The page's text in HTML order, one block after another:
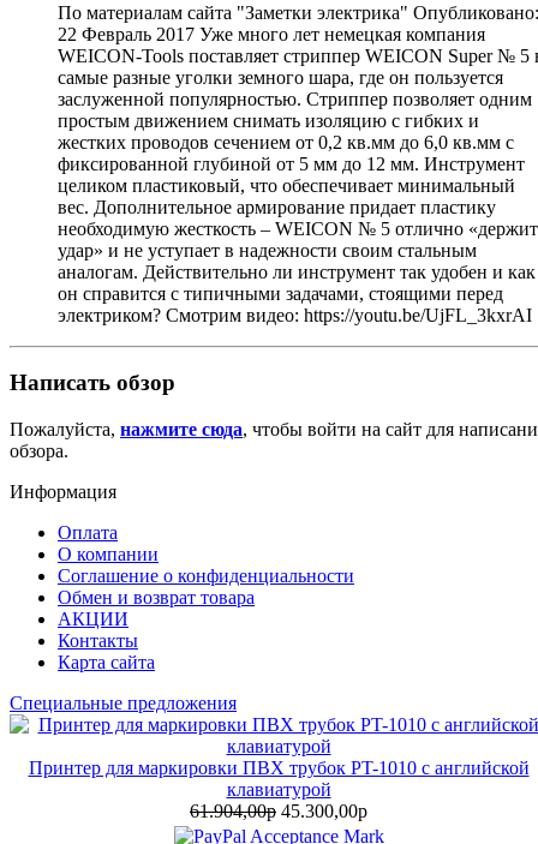
По материалам сайта "Заметки электрика" Опубликовано:
22 Февраль 2017 Уже много лет немецкая компания
WEICON-Tools поставляет стриппер WEICON Super № 5
самые разные уголки земного шара, где он пользуется
заслуженной популярностью. Стриппер позволяет одним
простым движением снимать изоляцию с гибких и
жестких проводов сечением от 0,2 кв.мм до 6,0 кв.мм с
фиксированной глубиной от 5 мм до 12 мм. Инструмент
целиком пластиковый, что обеспечивает минимальный
вес. Дополнительное армирование придает пластику
необходимую жесткость – WEICON № 5 отлично «держит
удар» и не уступает в надежности своим стальным
аналогам. Действительно ли инструмент так удобен и как
он справится с типичными задачами, стоящими перед
электриком? Смотрим видео: https://youtu.be/UjFL_3kxrAI
Написать обзор
Пожалуйста, нажмите сюда, чтобы войти на сайт для
обзора.
Информация
Оплата
О компании
Соглашение о конфиденциальности
Обмен и возврат товара
АКЦИИ
Контакты
Карта сайта
Специальные предложения
Принтер для маркировки ПВХ трубок PT-1010 с английской
клавиатурой
61.904,00р 45.300,00р